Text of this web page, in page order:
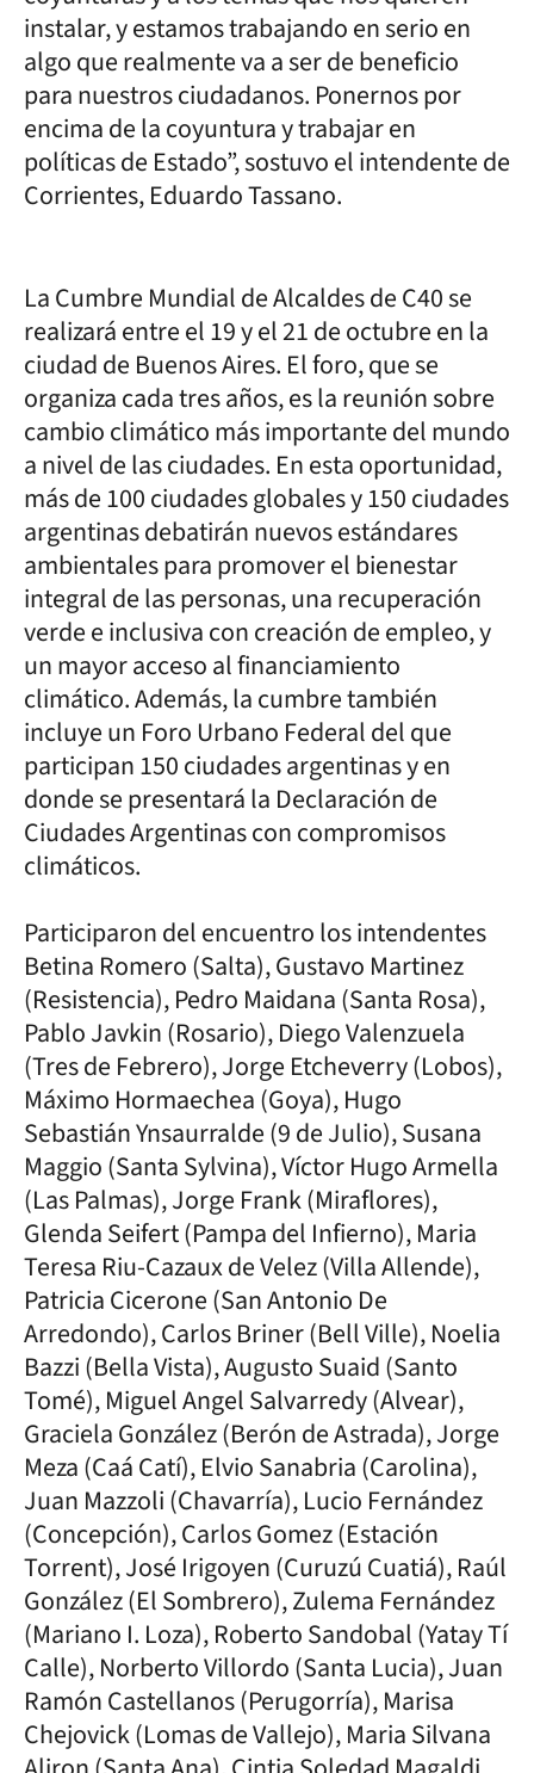
instalar, y estamos trabajando en serio en
algo que realmente va a ser de beneficio
para nuestros ciudadanos. Ponernos por
encima de la coyuntura y trabajar en
políticas de Estado”, sostuvo el intendente de
Corrientes, Eduardo Tassano.
La Cumbre Mundial de Alcaldes de C40 se
realizará entre el 19 y el 21 de octubre en la
ciudad de Buenos Aires. El foro, que se
organiza cada tres años, es la reunión sobre
cambio climático más importante del mundo
a nivel de las ciudades. En esta oportunidad,
más de 100 ciudades globales y 150 ciudades
argentinas debatirán nuevos estándares
ambientales para promover el bienestar
integral de las personas, una recuperación
verde e inclusiva con creación de empleo, y
un mayor acceso al financiamiento
climático. Además, la cumbre también
incluye un Foro Urbano Federal del que
participan 150 ciudades argentinas y en
donde se presentará la Declaración de
Ciudades Argentinas con compromisos
climáticos.
Participaron del encuentro los intendentes
Betina Romero (Salta), Gustavo Martinez
(Resistencia), Pedro Maidana (Santa Rosa),
Pablo Javkin (Rosario), Diego Valenzuela
(Tres de Febrero), Jorge Etcheverry (Lobos),
Máximo Hormaechea (Goya), Hugo
Sebastián Ynsaurralde (9 de Julio), Susana
Maggio (Santa Sylvina), Víctor Hugo Armella
(Las Palmas), Jorge Frank (Miraflores),
Glenda Seifert (Pampa del Infierno), Maria
Teresa Riu-Cazaux de Velez (Villa Allende),
Patricia Cicerone (San Antonio De
Arredondo), Carlos Briner (Bell Ville), Noelia
Bazzi (Bella Vista), Augusto Suaid (Santo
Tomé), Miguel Angel Salvarredy (Alvear),
Graciela González (Berón de Astrada), Jorge
Meza (Caá Catí), Elvio Sanabria (Carolina),
Juan Mazzoli (Chavarría), Lucio Fernández
(Concepción), Carlos Gomez (Estación
Torrent), José Irigoyen (Curuzú Cuatiá), Raúl
González (El Sombrero), Zulema Fernández
(Mariano I. Loza), Roberto Sandobal (Yatay Tí
Calle), Norberto Villordo (Santa Lucia), Juan
Ramón Castellanos (Perugorría), Marisa
Chejovick (Lomas de Vallejo), Maria Silvana